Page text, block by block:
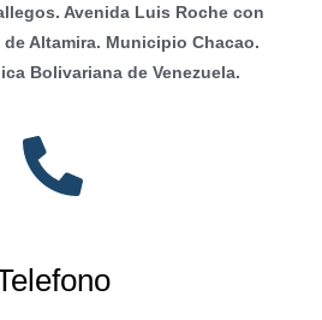
Avenida Luis Roche con
Altamira. Municipio Chacao.
Bolivariana de Venezuela.